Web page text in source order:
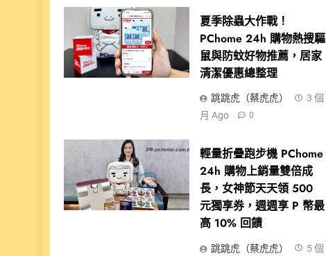
夏季除蟲大作戰！
PChome 24h 購物熱搜驅
鼠與防蚊好物推薦，居家
清潔優惠總整理
跳跳虎（蔡虎虎）
3 個
月 Ago
0
輕量折疊跑步機 PChome
24h 購物上銷量雙倍成
長，女神節天天領 500
元獨享券，週週享 P 幣最
高 10% 回饋
跳跳虎（蔡虎虎） 5 個